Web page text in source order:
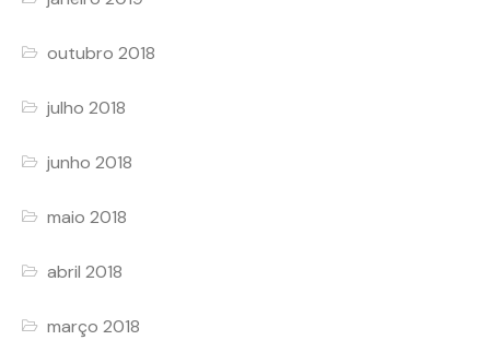
outubro 2018
julho 2018
junho 2018
maio 2018
abril 2018
março 2018